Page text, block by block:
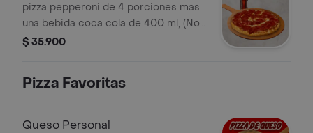
pizza pepperoni de 4 porciones mas
una bebida coca cola de 400 ml, (No
incluye coleccionable para este
Pepperoncini.
$ 35.900
Pizza Favoritas
Queso Personal